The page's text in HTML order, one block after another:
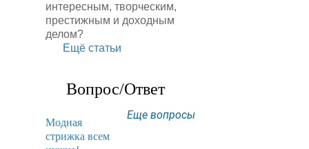
интересным, творческим,
престижным и доходным
делом?
Ещё статьи
Вопрос/Ответ
Еще вопросы
Модная
стрижка всем